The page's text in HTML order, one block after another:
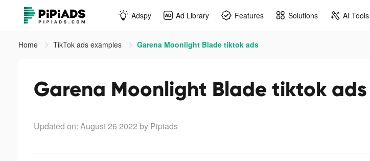
Adspy Ad Library Features Solutions AI Tools
Home TikTok ads examples Garena Moonlight Blade tiktok ads
Garena Moonlight Blade tiktok ads
Updated on: August 26 2022 by Pipiads